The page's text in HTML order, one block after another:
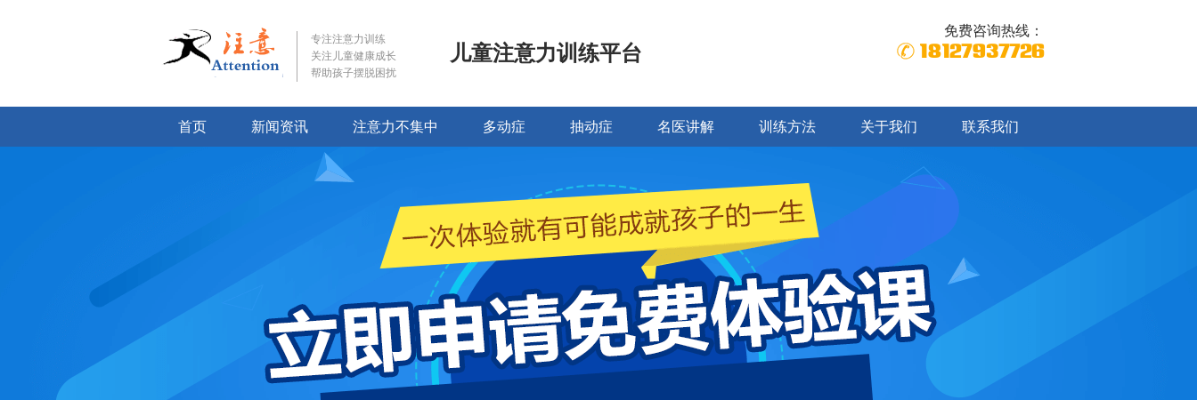
专注注意力训练
关注儿童健康成长
帮助孩子摆脱困扰
儿童注意力训练平台
免费咨询热线：
18127937726
首页 新闻资讯 注意力不集中 多动症 抽动症 名医讲解 训练方法 关于我们 联系我们